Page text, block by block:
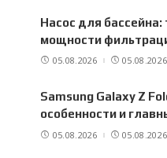
Насос для бассейна:
мощности
05.08.2026 05.08.2026
Samsung Galaxy Z
особенности и
05.08.2026 05.08.2026